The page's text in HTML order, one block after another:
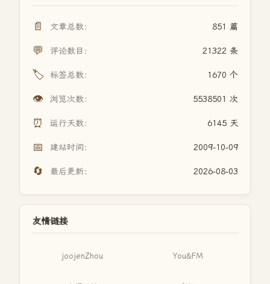
📄 文章总数： 851 篇
💬 评论数目： 21322 条
🏷️ 标签总数： 1670 个
👁️ 浏览次数： 5538501 次
⏰ 运行天数： 6145 天
📅 建站时间： 2009-10-09
🔄 最后更新： 2026-08-03
友情链接
joojenZhou You&FM